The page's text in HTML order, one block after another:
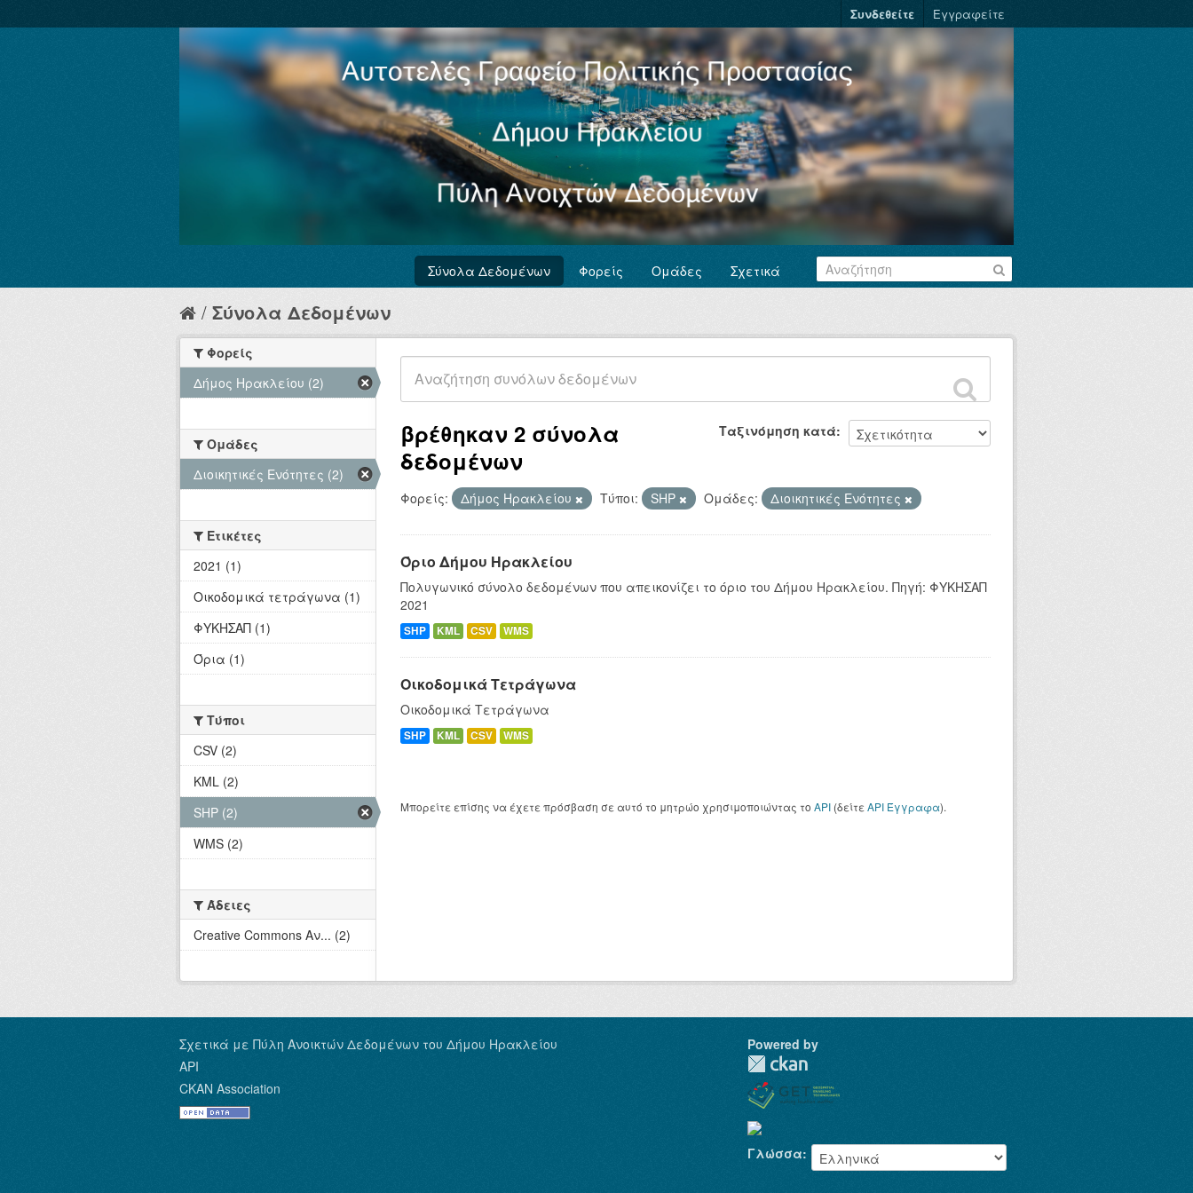
Συνδεθείτε Εγγραφείτε
Σύνολα Δεδομένων Φορείς Ομάδες Σχετικά
Σύνολα Δεδομένων
Ταξινόμηση κατά
βρέθηκαν 2 σύνολα
δεδομένων
Φορείς: Δήμος Ηρακλείου Τύποι: SHP Ομάδες: Διοικητικές Ενότητες
Όριο Δήμου Ηρακλείου
Πολυγωνικό σύνολο δεδομένων που απεικονίζει το όριο του Δήμου Ηρακλείου. Πηγή: ΦΥΚΗΣΑΠ
2021
SHP KML CSV WMS
Οικοδομικά Τετράγωνα
Οικοδομικά Τετράγωνα
SHP KML CSV WMS
Μπορείτε επίσης να έχετε πρόσβαση σε αυτό το μητρώο χρησιμοποιώντας το API (δείτε API Έγγραφα).
Φορείς
Δήμος Ηρακλείου (2)
Ομάδες
Διοικητικές Ενότητες (2)
Ετικέτες
2021 (1)
Οικοδομικά τετράγωνα (1)
ΦΥΚΗΣΑΠ (1)
Όρια (1)
Τύποι
CSV (2)
KML (2)
SHP (2)
WMS (2)
Άδειες
Creative Commons Αν... (2)
Σχετικά με Πύλη Ανοικτών Δεδομένων του Δήμου Ηρακλείου
API
CKAN Association
Powered by
Γλώσσα